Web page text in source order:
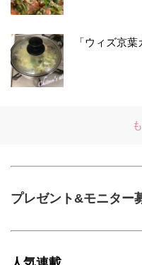
「ウィズ京
プレゼント&モニター